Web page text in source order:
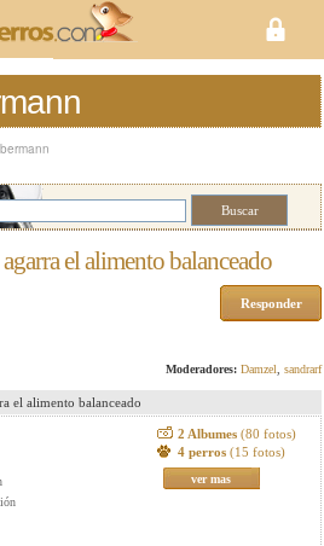
el alimento balanceado
Responder
Moderadores: Damzel sandrarf
el alimento balanceado
2 Albumes (80 fotos)
4 perros (15 fotos)
ver mas